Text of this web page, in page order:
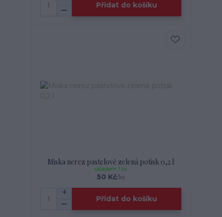
Přidat do košíku
Miska nerez pastelově zelená potisk 0,2 l
50 Kč/ks
skladem 1 ks
Přidat do košíku